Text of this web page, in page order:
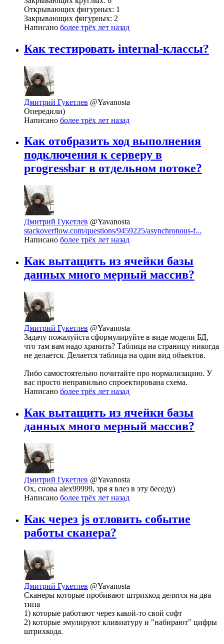
Открывающих фигурных: 1
Закрывающих фигурных: 2
Написано более трёх лет назад
Как тестировать internal-классы?
Дмитрий Гукетлев @Yavanosta
Опередили)
Написано более трёх лет назад
Как отобразить ход выполнения
подключения к серверу в
progressbar в отдельном потоке?
Дмитрий Гукетлев @Yavanosta
stackoverflow.com/questions/9459225/asynchronous-f...
Написано более трёх лет назад
Как вытащить из ячейки базы
данных много мерный массив?
Дмитрий Гукетлев @Yavanosta
Задачу пожалуйста сформулируйте в виде модели БД,
что там вам надо хранить? Таблица на страницу никогда
не делается. Делается таблица на один вид объектов.
Либо самостоятельно почитайте про нормализацию. У
вас просто неправильно спроектирована схема.
Написано более трёх лет назад
Как вытащить из ячейки базы
данных много мерный массив?
Дмитрий Гукетлев @Yavanosta
Ох, снова alex99999, зря я влез в эту беседу)
Написано более трёх лет назад
Как через js отловить событие
работы сканера?
Дмитрий Гукетлев @Yavanosta
Сканеры которые пробивают штрихкод делятся на два
типа
1) которые работают через какой-то свой софт
2) которые эмулируют кливиатуру и "набирают" цифры
штрихкода.